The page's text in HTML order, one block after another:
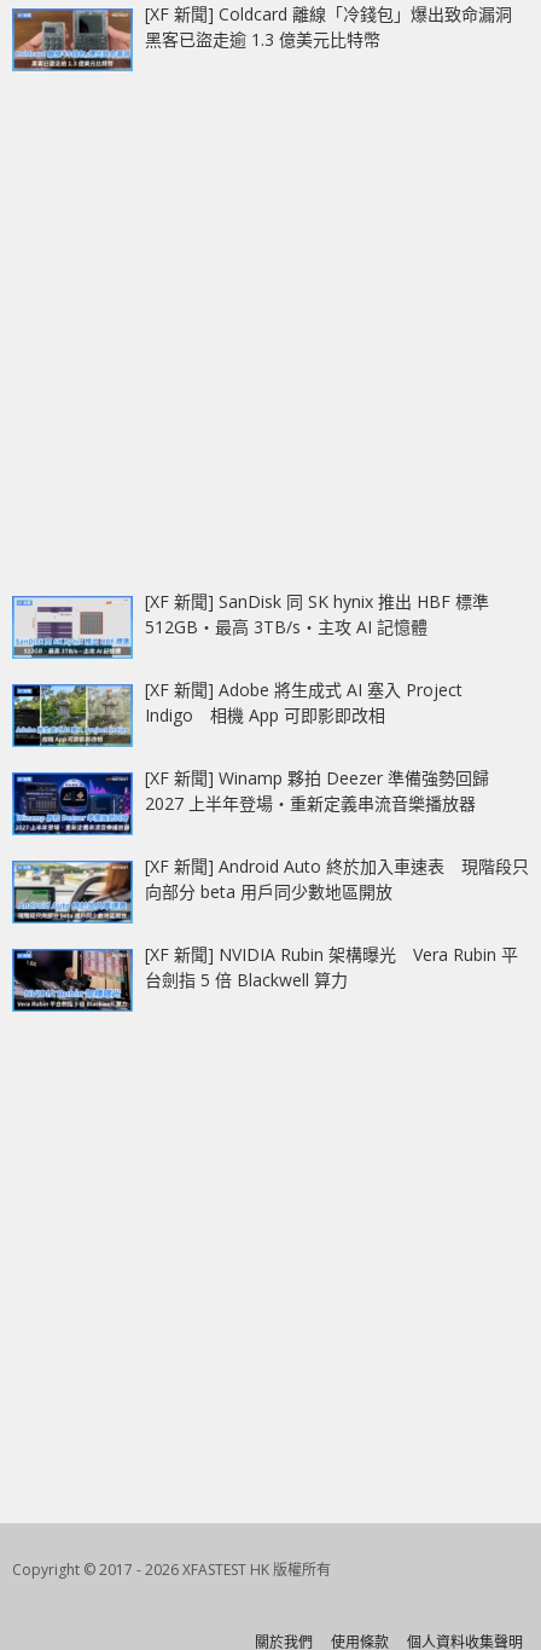
[XF 新聞] Coldcard 離線「冷錢包」爆出致命漏洞
黑客已盜走逾 1.3 億美元比特幣
[XF 新聞] SanDisk 同 SK hynix 推出 HBF 標準
512GB‧最高 3TB/s‧主攻 AI 記憶體
[XF 新聞] Adobe 將生成式 AI 塞入 Project
Indigo 相機 App 可即影即改相
[XF 新聞] Winamp 夥拍 Deezer 準備強勢回歸
2027 上半年登場‧重新定義串流音樂播放器
[XF 新聞] Android Auto 終於加入車速表 現階段只
向部分 beta 用戶同少數地區開放
[XF 新聞] NVIDIA Rubin 架構曝光 Vera Rubin 平
台劍指 5 倍 Blackwell 算力
Copyright © 2017 - 2026 XFASTEST HK 版權所有
關於我們 使用條款 個人資料收集聲明